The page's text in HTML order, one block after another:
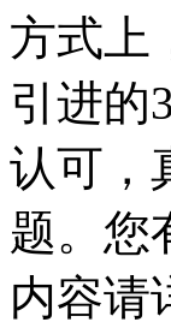
方式上
引进的
认可，
题。您
内容请